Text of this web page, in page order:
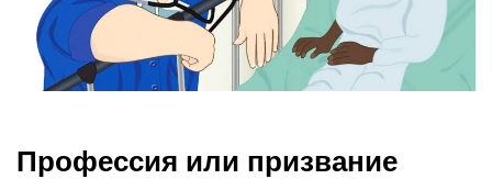
Профессия или призвание